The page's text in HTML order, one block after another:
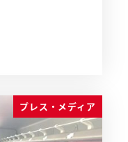
プレス・メディア